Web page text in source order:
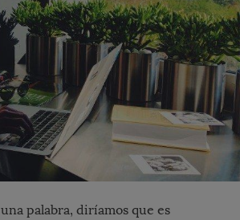
palabra, diríamos que es